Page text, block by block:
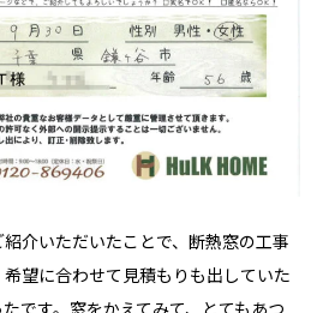
介いただいたことで、断熱窓の工事
希望に合わせて見積もりも出していた
です。 窓をかえてみて、とてもあつ